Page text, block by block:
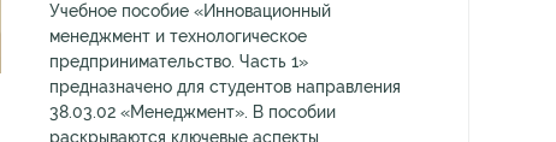
Учебное пособие «Инновационный
менеджмент и технологическое
предпринимательство. Часть 1»
предназначено для студентов направления
38.03.02 «Менеджмент». В пособии
раскрываются ключевые аспекты